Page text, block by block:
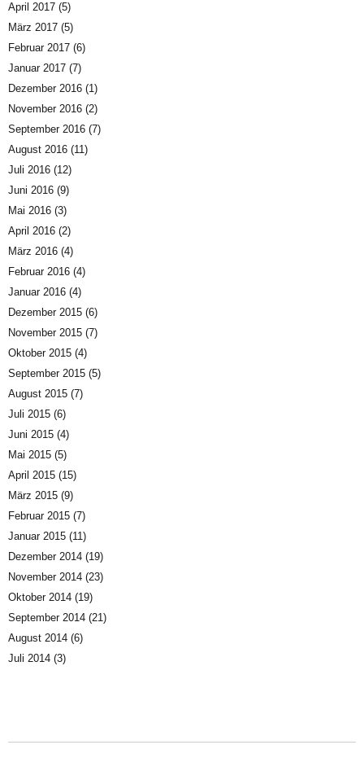
April 2017 (5)
März 2017 (5)
Februar 2017 (6)
Januar 2017 (7)
Dezember 2016 (1)
November 2016 (2)
September 2016 (7)
August 2016 (11)
Juli 2016 (12)
Juni 2016 (9)
Mai 2016 (3)
April 2016 (2)
März 2016 (4)
Februar 2016 (4)
Januar 2016 (4)
Dezember 2015 (6)
November 2015 (7)
Oktober 2015 (4)
September 2015 (5)
August 2015 (7)
Juli 2015 (6)
Juni 2015 (4)
Mai 2015 (5)
April 2015 (15)
März 2015 (9)
Februar 2015 (7)
Januar 2015 (11)
Dezember 2014 (19)
November 2014 (23)
Oktober 2014 (19)
September 2014 (21)
August 2014 (6)
Juli 2014 (3)